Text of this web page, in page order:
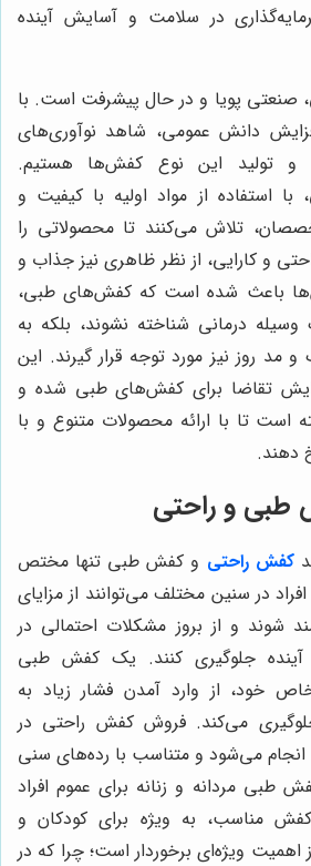
در سلامت و آسایش آینده
پویا و در حال پیشرفت است. با
دانش عمومی، شاهد نوآوری‌های
تولید این نوع کفش‌ها هستیم.
استفاده از مواد اولیه با کیفیت و
تلاش می‌کنند تا محصولاتی را
و کارایی، از نظر ظاهری نیز جذاب و
باعث شده است که کفش‌های طبی،
وسیله درمانی شناخته نشوند، بلکه به
روز نیز مورد توجه قرار گیرند. این
تقاضا برای کفش‌های طبی شده و
است تا با ارائه محصولات متنوع و با
دهند.
طبی و راحتی
کفش راحتی و کفش طبی تنها مختص
در سنین مختلف می‌توانند از مزایای
شوند و از بروز مشکلات احتمالی در
آینده جلوگیری کنند. یک کفش طبی
خود، از وارد آمدن فشار زیاد به
می‌کند. فروش کفش راحتی در
می‌شود و متناسب با رده‌های سنی
طبی مردانه و زنانه برای عموم افراد
مناسب، به ویژه برای کودکان و
اهمیت ویژه‌ای برخوردار است؛ چرا که در